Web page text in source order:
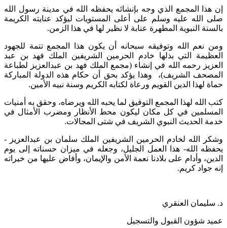
إن هذا المجمع الذي وجه بإنشائه يحفظه الله في مدينة رسول الله
صلى الله عليه وسلم على أعلى المستويات ليؤكد عنايته الكريمة
بالسنة النبوية المطهرة عنابة لا نظير لها في هذا الزمن.
ومن نعم الله وتوفيقه سبحانه أن يكون هذا المجمع تتمة للجهود
العظيمة التي بذلها خادم الحرمين الشريفين الملك فهد بن عبد
العزيز رحمه الله في إنشاء (مجمع الملك فهد بن عبدالعزيز لطباعة
المصحف الشريف)، وهذا يؤكد بحق أن حكام هذه الدولة المباركة
حماة لهذا الدين القويم ورعاة لكتابه الكريم وسنة نبيه الأمين.
كتب الله لهذا المجمع التوفيق لما يحبه الله ويرضاه، وحقق به أمنيات
المسلمين في كل مكان ليكون محط الأنظار ومضرب الأمثال في
خدمة الحديث النبوي الشريف في شتى المجالات.
وشكر الله لخادم الحرمين الشريفين الملك سلمان بن عبدالعزيز -
يحفظه الله- هذا العمل الجليل، وجعله في ميزان حسناته إلى يوم
الدين، وأدام على بلادنا نعمة الأمن والإيمان، وأفاض عليها من خيراته
إنه جواد كريم.
د. سليمان العنقري
عميد شؤون القبول والتسجيل